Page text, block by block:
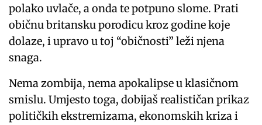
polako uvlače, a onda te potpuno slome. Prati
običnu britansku porodicu kroz godine koje
dolaze, i upravo u toj “običnosti” leži njena
snaga.
Nema zombija, nema apokalipse u klasičnom
smislu. Umjesto toga, dobijaš realističan prikaz
političkih ekstremizama, ekonomskih kriza i